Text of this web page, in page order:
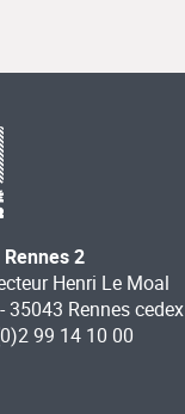
2
Henri Le Moal
35043 Rennes cedex
99 14 10 00